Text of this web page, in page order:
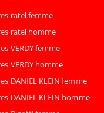
ratel femme
ratel homme
VERDY femme
VERDY homme
DANIEL KLEIN femme
DANIEL KLEIN homme